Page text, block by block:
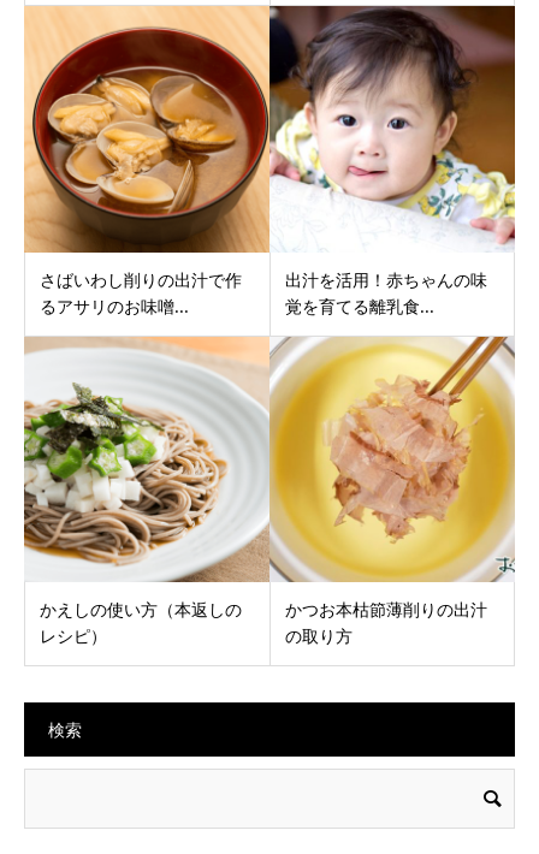
さばいわし削りの出汁で作
るアサリのお味噌...
出汁を活用！赤ちゃんの味
覚を育てる離乳食...
かえしの使い方（本返しの
レシピ）
かつお本枯節薄削りの出汁
の取り方
検索